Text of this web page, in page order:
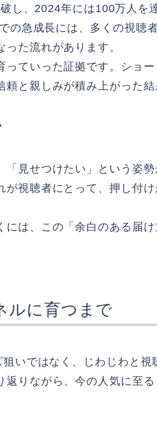
し、2024年には100万人を
の急成長には、多くの視聴
た流れがあります。
ていった証拠です。ショ
と親しみが積み上がった結
見せつけたい」という姿
視聴者にとって、押し付
は、この「余白のある届
ルに育つまで
いではなく、じわじわと視
りながら、今の人気に至